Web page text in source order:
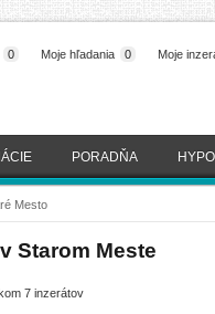
Moje
Moje hľadania 0
0
PORADŇA
Mesto
Starom Meste
7 inzerátov